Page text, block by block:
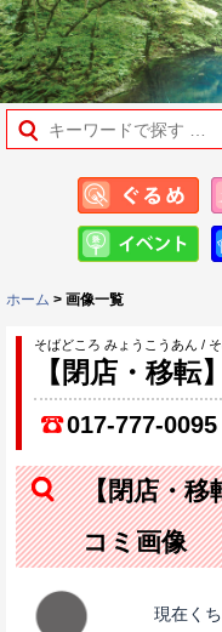
ホーム > 画像一覧
そばどころ みょうこうあん /
【閉店・移転
017-777-0095
【閉店・移
コミ画像
現在く